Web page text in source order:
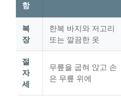
항
복
장
한복 바지와 저고리
또는 깔끔한 옷
절
자
세
무릎을 굽혀 앉고 손
은 무릎 위에